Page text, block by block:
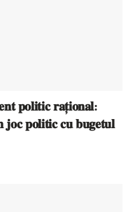
𝐫𝐚𝐭̦𝐢𝐨𝐧𝐚𝐥:
𝐩𝐨𝐥𝐢𝐭𝐢𝐜 𝐜𝐮 𝐛𝐮𝐠𝐞𝐭𝐮𝐥